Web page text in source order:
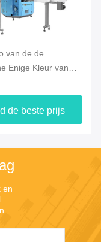
van de de
Enige Kleur van
van de het
de beste prijs
en